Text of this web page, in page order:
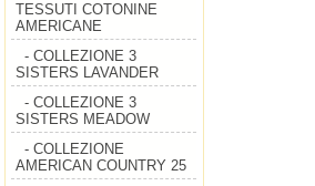
TESSUTI COTONINE
AMERICANE
- COLLEZIONE 3
SISTERS LAVANDER
- COLLEZIONE 3
SISTERS MEADOW
- COLLEZIONE
AMERICAN COUNTRY 25